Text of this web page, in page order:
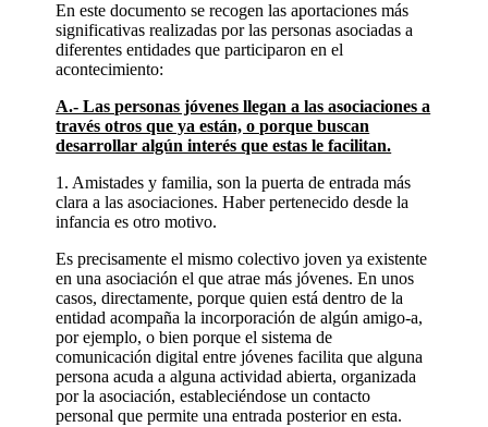
En este documento se recogen las aportaciones más
significativas realizadas por las personas asociadas a
diferentes entidades que participaron en el
acontecimiento:
A.- Las personas jóvenes llegan a las asociaciones a
través otros que ya están, o porque buscan
desarrollar algún interés que estas le facilitan.
1. Amistades y familia, son la puerta de entrada más
clara a las asociaciones. Haber pertenecido desde la
infancia es otro motivo.
Es precisamente el mismo colectivo joven ya existente
en una asociación el que atrae más jóvenes. En unos
casos, directamente, porque quien está dentro de la
entidad acompaña la incorporación de algún amigo-a,
por ejemplo, o bien porque el sistema de
comunicación digital entre jóvenes facilita que alguna
persona acuda a alguna actividad abierta, organizada
por la asociación, estableciéndose un contacto
personal que permite una entrada posterior en esta.